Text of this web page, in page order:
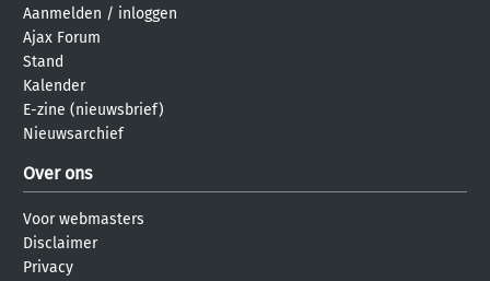
Aanmelden / inloggen
Ajax Forum
Stand
Kalender
E-zine (nieuwsbrief)
Nieuwsarchief
Over ons
Voor webmasters
Disclaimer
Privacy